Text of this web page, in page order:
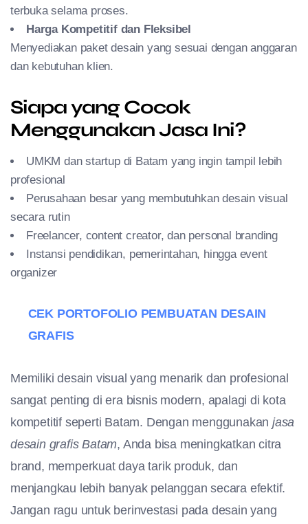
terbuka selama proses.
Harga Kompetitif dan Fleksibel
Menyediakan paket desain yang sesuai dengan anggaran
dan kebutuhan klien.
Siapa yang Cocok
Menggunakan Jasa Ini?
UMKM dan startup di Batam yang ingin tampil lebih
profesional
Perusahaan besar yang membutuhkan desain visual
secara rutin
Freelancer, content creator, dan personal branding
Instansi pendidikan, pemerintahan, hingga event
organizer
CEK PORTOFOLIO PEMBUATAN DESAIN
GRAFIS
Memiliki desain visual yang menarik dan profesional
sangat penting di era bisnis modern, apalagi di kota
kompetitif seperti Batam. Dengan menggunakan jasa
desain grafis Batam, Anda bisa meningkatkan citra
brand, memperkuat daya tarik produk, dan
menjangkau lebih banyak pelanggan secara efektif.
Jangan ragu untuk berinvestasi pada desain yang